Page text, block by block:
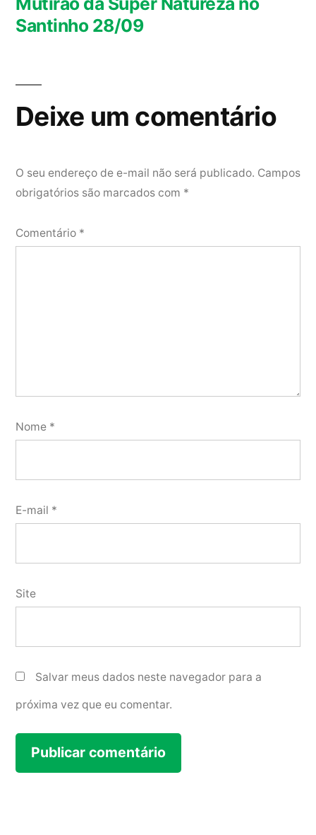
Santinho 28/09
Deixe um comentário
O seu endereço de e-mail não será publicado. Campos
obrigatórios são marcados com *
Comentário *
Nome *
E-mail *
Site
Salvar meus dados neste navegador para a
próxima vez que eu comentar.